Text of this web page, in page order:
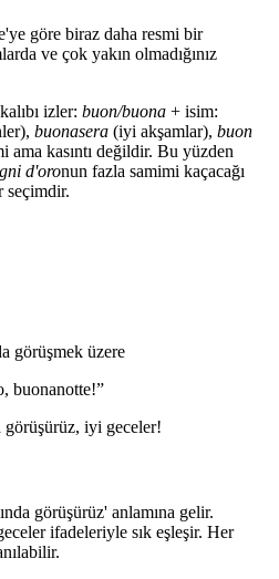
göre biraz daha resmi bir
ve çok yakın olmadığınız
izler: buon/buona + isim:
buonasera (iyi akşamlar), buon
ama kasıntı değildir. Bu yüzden
d'oronun fazla samimi kaçacağı
seçimdir.
görüşmek üzere
buonanotte!”
görüşürüz, iyi geceler!
görüşürüz' anlamına gelir.
ifadeleriyle sık eşleşir. Her